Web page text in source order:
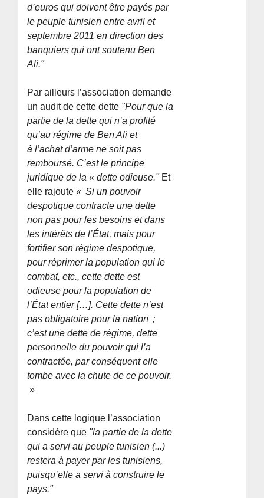
d’euros qui doivent être payés par
le peuple tunisien entre avril et
septembre 2011 en direction des
banquiers qui ont soutenu Ben
Ali."
Par ailleurs l’association demande
un audit de cette dette "Pour que la
partie de la dette qui n’a profité
qu’au régime de Ben Ali et
à l’achat d’arme ne soit pas
remboursé. C’est le principe
juridique de la « dette odieuse."Et
elle rajoute« Si un pouvoir
despotique contracte une dette
non pas pour les besoins et dans
les intérêts de l’État, mais pour
fortifier son régime despotique,
pour réprimer la population qui le
combat, etc., cette dette est
odieuse pour la population de
l’État entier […]. Cette dette n’est
pas obligatoire pour la nation ;
c’est une dette de régime, dette
personnelle du pouvoir qui l’a
contractée, par conséquent elle
tombe avec la chute de ce pouvoir.
»
Dans cette logique l’association
considère que "la partie de la dette
qui a servi au peuple tunisien (...)
restera à payer par les tunisiens,
puisqu’elle a servi à construire le
pays."